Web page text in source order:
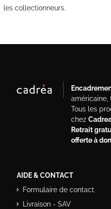
les collectionneurs.
américaine,
Tous les
chez
Retrait
offerte à
AIDE & CONTACT
Formulaire de contact
Livraison - SAV